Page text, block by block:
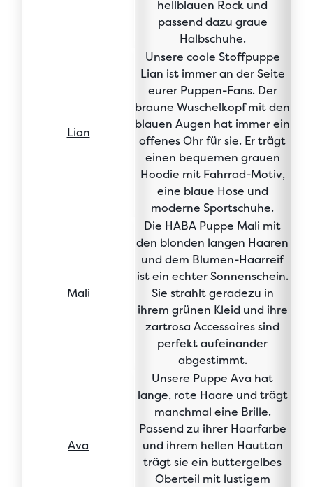
hellblauen Rock und
passend dazu graue
Halbschuhe.
Lian
Unsere coole Stoffpuppe
Lian ist immer an der Seite
eurer Puppen-Fans. Der
braune Wuschelkopfmit den
blauen Augen hat immer ein
offenes Ohrfür sie. Er trägt
einen bequemen grauen
Hoodie mit Fahrrad-Motiv,
eine blaue Hose und
moderne Sportschuhe.
Mali
Die HABA Puppe Mali mit
den blonden langen Haaren
und dem Blumen-Haarreif
ist ein echter Sonnenschein.
Sie strahlt geradezu in
ihrem grünen Kleid und ihre
zartrosa Accessoiressind
perfekt aufeinander
abgestimmt.
Ava
Unsere Puppe Ava hat
lange, rote Haare und trägt
manchmal eine Brille.
Passend zu ihrer Haarfarbe
und ihrem hellen Hautton
trägt sie ein buttergelbes
Oberteil mit lustigem